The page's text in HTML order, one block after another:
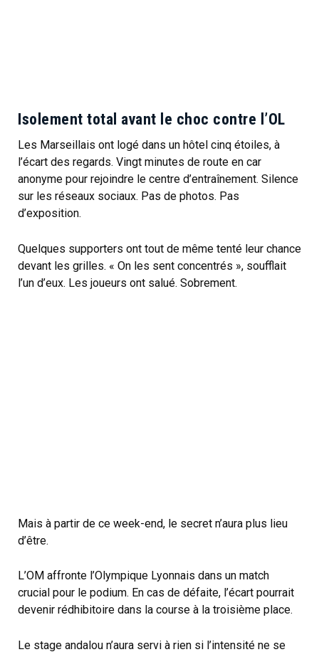
Isolement total avant le choc contre l’OL
Les Marseillais ont logé dans un hôtel cinq étoiles, à
l’écart des regards. Vingt minutes de route en car
anonyme pour rejoindre le centre d’entraînement. Silence
sur les réseaux sociaux. Pas de photos. Pas
d’exposition.
Quelques supporters ont tout de même tenté leur chance
devant les grilles. « On les sent concentrés », soufflait
l’un d’eux. Les joueurs ont salué. Sobrement.
Mais à partir de ce week-end, le secret n’aura plus lieu
d’être.
L’OM affronte l’Olympique Lyonnais dans un match
crucial pour le podium. En cas de défaite, l’écart pourrait
devenir rédhibitoire dans la course à la troisième place.
Le stage andalou n’aura servi à rien si l’intensité ne se